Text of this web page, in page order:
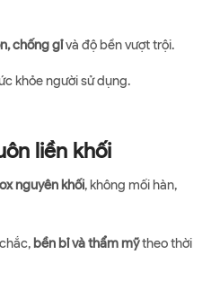
chống gỉvà độ bền vượt trội.
khỏe người sử dụng.
liền khối
nguyên khối, không mối hàn,
bền bỉ và thẩm mỹtheo thời